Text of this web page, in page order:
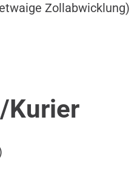
Zollabwicklung)
Kurier